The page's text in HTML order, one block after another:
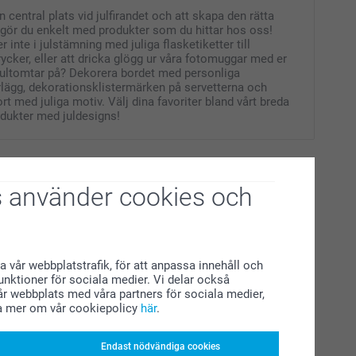
cookies och
vår webbplatstrafik, för att anpassa innehåll och
för sociala medier. Vi delar också
webbplats med våra partners för sociala medier,
mer om vår cookiepolicy här.
Endast nödvändiga cookies
central plats vid julfirandet och att skapa den rätta
du enkelt med produkter som du hittar hos oss!
inte i julstämning med juliga flasketiketter till
eller att dricka glögg ur våra fotomuggar med er
på? Dekorera bordet med personliga
dekorationsklistermärken på servetterna och
med juliga motiv. Välj dina favoriter bland vårt breda
med juldesigns!